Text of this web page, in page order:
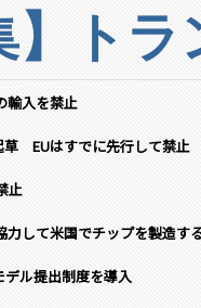
】ト
輸入を禁止
草 EUはすでに先行して禁止
止
力して米国でチップを製造す
デル提出制度を導入